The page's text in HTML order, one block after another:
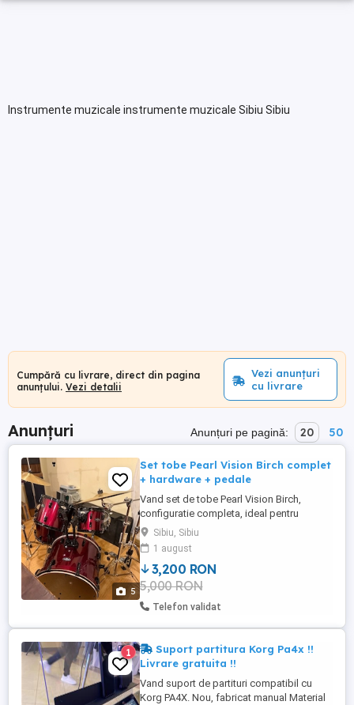
Instrumente muzicale instrumente muzicale Sibiu Sibiu
Cumpără cu livrare, direct din pagina
anunțului. Vezi detalii
Vezi anunțuri
cu livrare
Anunțuri Anunțuri pe pagină: 20 50
5
Set tobe Pearl Vision Birch complet
+ hardware + pedale
Vand set de tobe Pearl Vision Birch,
configuratie completa, ideal pentru
repetitii, live sau studio. Sunet foarte bun
datorita constructiei din mesteacan
(birch), cu atac clar si volum puternic.
Configuratie: - Snare: 14x5 Pearl SST
Limited Edition - Tom 1: 10x7 - Tom 2:
13x9 - Floor tom: 16x15 ...
Sibiu, Sibiu
1 august
3,200 RON
5,000 RON
Telefon validat
1
Suport partitura Korg Pa4x !!
Livrare gratuita !!
Vand suport de partituri compatibil cu
Korg PA4X. Nou, fabricat manual Material